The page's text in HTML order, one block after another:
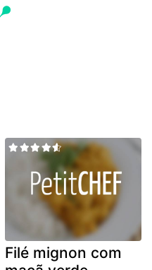
Filé mignon com